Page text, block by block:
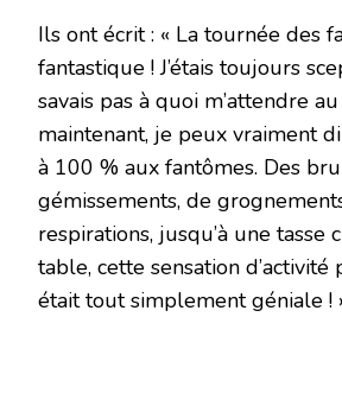
Ils ont écrit : « La tournée des
fantastique ! J’étais toujours
savais pas à quoi m’attendre
maintenant, je peux vraiment
à 100 % aux fantômes. Des
gémissements, de
respirations, jusqu’à une tasse
table, cette sensation d’activité
était tout simplement géniale !